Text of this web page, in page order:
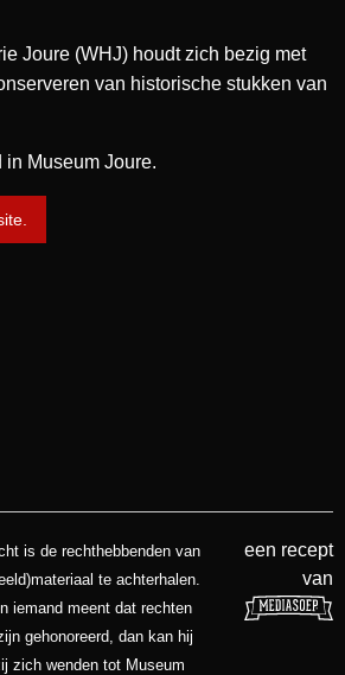
Joure (WHJ) houdt zich bezig met
van historische stukken van
in Museum Joure.
is de rechthebbenden van
te achterhalen.
iemand meent dat rechten
gehonoreerd, dan kan hij
zich wenden tot Museum
een recept
van